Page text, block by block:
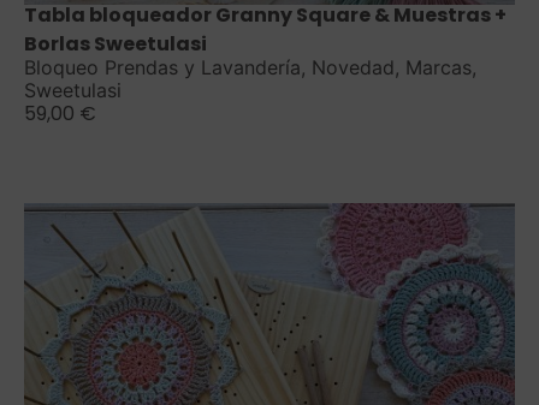
Tabla bloqueador Granny Square & Muestras +
Borlas Sweetulasi
Bloqueo Prendas y Lavandería, Novedad, Marcas,
Sweetulasi
59,00 €